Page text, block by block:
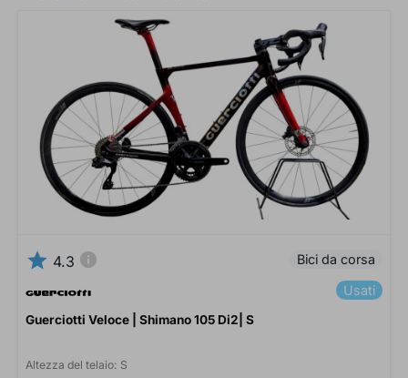
star 4.3 info
Bici da corsa
Usati
Guerciotti Veloce | Shimano 105 Di2| S
Altezza del telaio: S